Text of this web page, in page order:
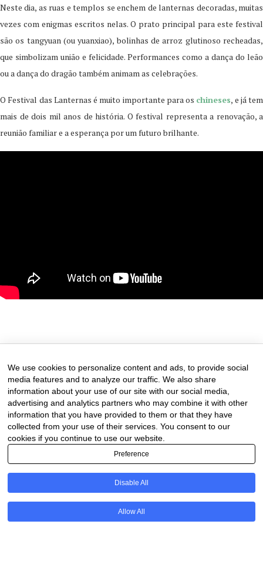
Neste dia, as ruas e templos se enchem de lanternas decoradas, muitas
vezes com enigmas escritos nelas. O prato principal para este festival
são os tangyuan (ou yuanxiao), bolinhas de arroz glutinoso recheadas,
que simbolizam união e felicidade. Performances como a dança do leão
ou a dança do dragão também animam as celebrações.
O Festival das Lanternas é muito importante para os chineses, e já tem
mais de dois mil anos de história. O festival representa a renovação, a
reunião familiar e a esperança por um futuro brilhante.
We use cookies to personalize content and ads, to provide social
media features and to analyze our traffic. We also share
information about your use of our site with our social media,
advertising and analytics partners who may combine it with other
information that you have provided to them or that they have
collected from your use of their services. You consent to our
cookies if you continue to use our website.
Preference
Disable All
Allow All